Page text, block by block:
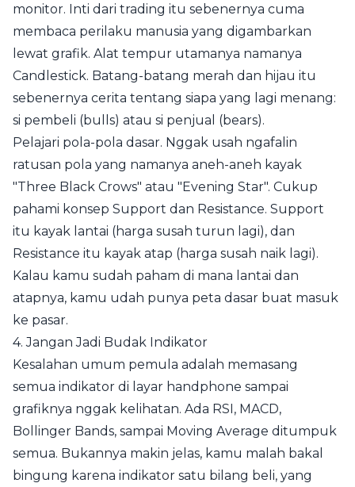
monitor. Inti dari trading itu sebenernya cuma
membaca perilaku manusia yang digambarkan
lewat grafik. Alat tempur utamanya namanya
Candlestick. Batang-batang merah dan hijau itu
sebenernya cerita tentang siapa yang lagi menang:
si pembeli (bulls) atau si penjual (bears).
Pelajari pola-pola dasar. Nggak usah ngafalin
ratusan pola yang namanya aneh-aneh kayak
"Three Black Crows" atau "Evening Star". Cukup
pahami konsep Support dan Resistance. Support
itu kayak lantai (harga susah turun lagi), dan
Resistance itu kayak atap (harga susah naik lagi).
Kalau kamu sudah paham di mana lantai dan
atapnya, kamu udah punya peta dasar buat masuk
ke pasar.
4. Jangan Jadi Budak Indikator
Kesalahan umum pemula adalah memasang
semua indikator di layar handphone sampai
grafiknya nggak kelihatan. Ada RSI, MACD,
Bollinger Bands, sampai Moving Average ditumpuk
semua. Bukannya makin jelas, kamu malah bakal
bingung karena indikator satu bilang beli, yang